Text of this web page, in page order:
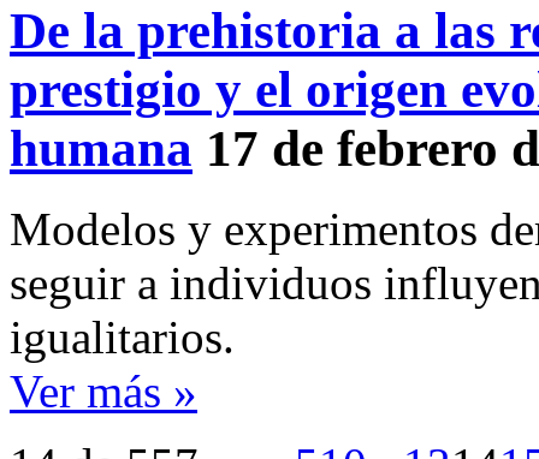
De la prehistoria a las
prestigio y el origen
humana 17 de febrero
Modelos y experimentos
seguir a individuos
igualitarios.
Ver más »